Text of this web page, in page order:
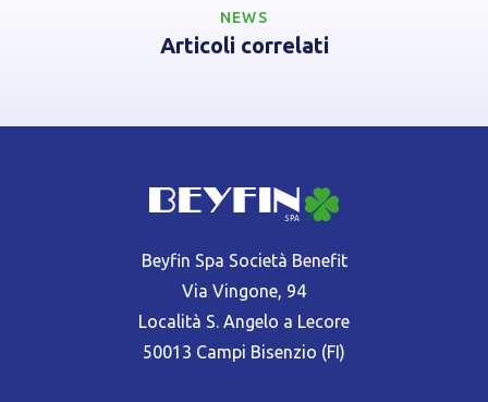
NEWS
Articoli correlati
Beyfin Spa Società Benefit
Via Vingone, 94
Località S. Angelo a Lecore
50013 Campi Bisenzio (FI)